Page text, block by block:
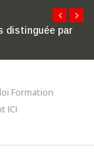
distinguée par
Formation
ICI